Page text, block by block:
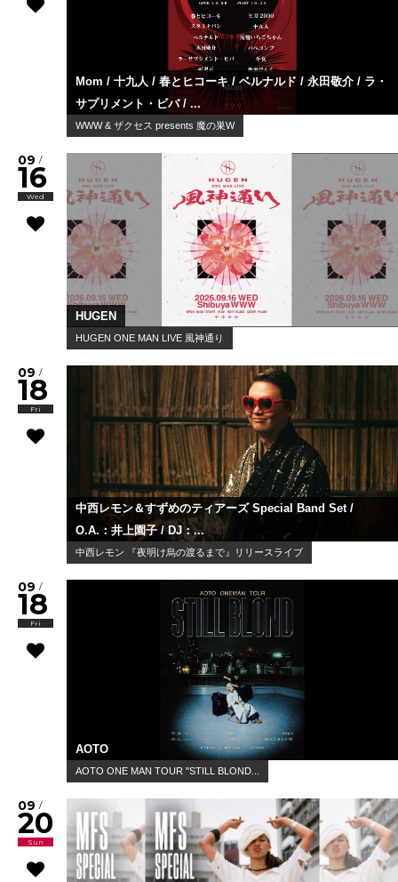
Mom / 十九人 / 春とヒコーキ / ベルナルド / 永田敬介 / ラ・
サプリメント・ビバ / ...
WWW & ザクセス presents 魔の巣W
09 /
16
Wed
HUGEN
HUGEN ONE MAN LIVE 風神通り
09 /
18
Fri
中西レモン＆すずめのティアーズ Special Band Set /
O.A.：井上園子 / DJ：...
中西レモン 『夜明け烏の渡るまで』リリースライブ
09 /
18
Fri
AOTO
AOTO ONE MAN TOUR "STILL BLOND...
09 /
20
Sun